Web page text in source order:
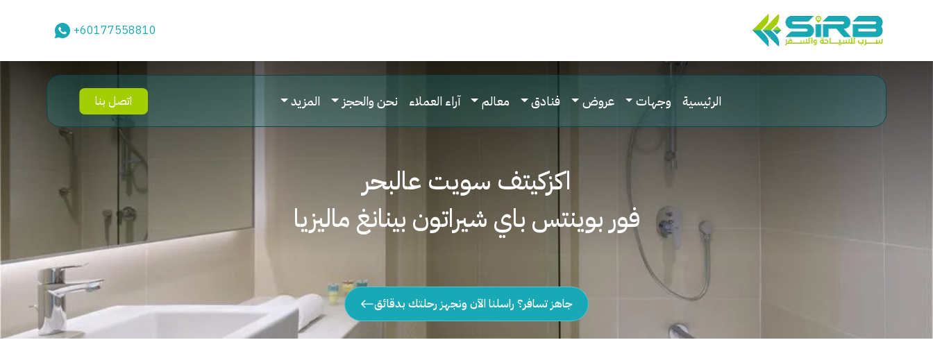
+60177558810
الرئيسية وجهات عروض فنادق معالم آراء العملاء نحن والحجز المزيد اتصل بنا
اكزكيتف سويت عالبحر
فور بوينتس باي شيراتون بينانغ ماليزيا
جاهز تسافر؟ راسلنا الآن ونجهز رحلتك بدقائق